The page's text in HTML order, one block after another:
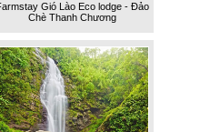
Gió Lào Eco lodge - Đảo
Chè Thanh Chương